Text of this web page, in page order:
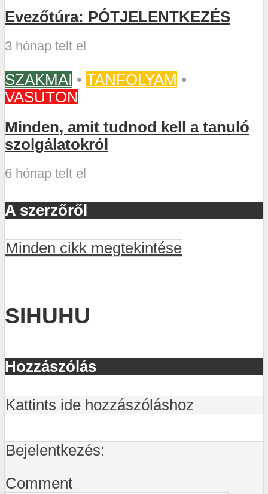
Evezőtúra: PÓTJELENTKEZÉS
3 hónap telt el
SZAKMAI • TANFOLYAM •
VASÚTON
Minden, amit tudnod kell a tanuló
szolgálatokról
6 hónap telt el
A szerzőről
Minden cikk megtekintése
SIHUHU
Hozzászólás
Kattints ide hozzászóláshoz
Bejelentkezés:
Comment